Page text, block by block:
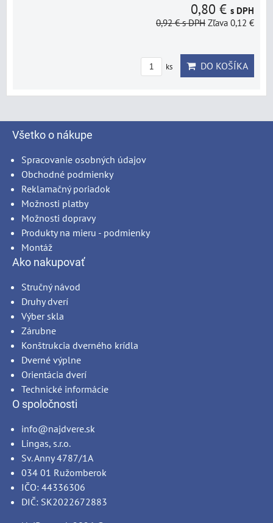
0,80 € s DPH
0,92 €s DPH Zľava 0,12 €
ks DO KOŠÍKA
Všetko o nákupe
Spracovanie osobných údajov
Obchodné podmienky
Reklamačný poriadok
Možnosti platby
Možnosti dopravy
Produkty na mieru - podmienky
Montáž
Ako nakupovať
Stručný návod
Druhy dverí
Výber skla
Zárubne
Konštrukcia dverného krídla
Dverné výplne
Orientácia dverí
Technické informácie
O spoločnosti
info@najdvere.sk
Lingas, s.r.o.
Sv. Anny 4787/1A
034 01 Ružomberok
IČO: 44336306
DIČ: SK2022672883